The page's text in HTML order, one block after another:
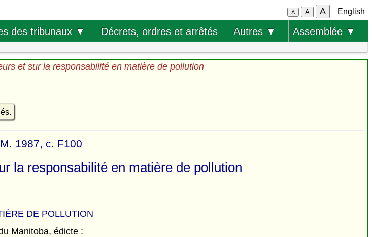
A A A English
des tribunaux ▼ Décrets, ordres et arrêtés Autres ▼ Assemblée ▼
et sur la responsabilité en matière de pollution
1987, c. F100
la responsabilité en matière de pollution
DE POLLUTION
Manitoba, édicte :